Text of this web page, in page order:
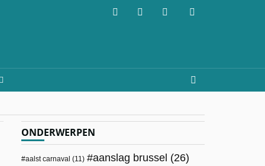
ONDERWERPEN
aalst carnaval (11) aanslag brussel (26)